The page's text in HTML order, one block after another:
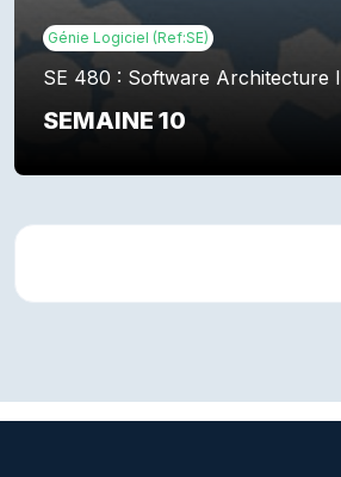
Génie Logiciel (Ref:SE)
SE 480 : Software Architecture I
SEMAINE 10
Résumé de section